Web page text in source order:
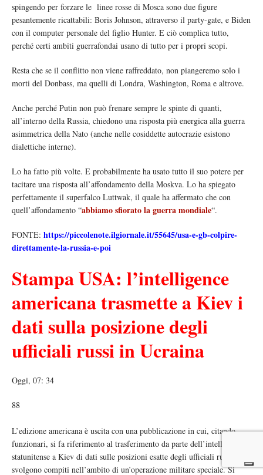
spingendo per forzare le linee rosse di Mosca sono due figure
pesantemente ricattabili: Boris Johnson, attraverso il party-gate, e Biden
con il computer personale del figlio Hunter. E ciò complica tutto,
perché certi ambiti guerrafondai usano di tutto per i propri scopi.
Resta che se il conflitto non viene raffreddato, non piangeremo solo i
morti del Donbass, ma quelli di Londra, Washington, Roma e altrove.
Anche perché Putin non può frenare sempre le spinte di quanti,
all’interno della Russia, chiedono una risposta più energica alla guerra
asimmetrica della Nato (anche nelle cosiddette autocrazie esistono
dialettiche interne).
Lo ha fatto più volte. E probabilmente ha usato tutto il suo potere per
tacitare una risposta all’affondamento della Moskva. Lo ha spiegato
perfettamente il superfalco Luttwak, il quale ha affermato che con
quell’affondamento “abbiamo sfiorato la guerra mondiale“.
FONTE: https://piccolenote.ilgiornale.it/55645/usa-e-gb-colpire-
direttamente-la-russia-e-poi
Stampa USA: l’intelligence
americana trasmette a Kiev i
dati sulla posizione degli
ufficiali russi in Ucraina
Oggi, 07: 34
88
L’edizione americana è uscita con una pubblicazione in cui, citando
funzionari, si fa riferimento al trasferimento da parte dell’intelligence
statunitense a Kiev di dati sulle posizioni esatte degli ufficiali russi che
svolgono compiti nell’ambito di un’operazione militare speciale. Si